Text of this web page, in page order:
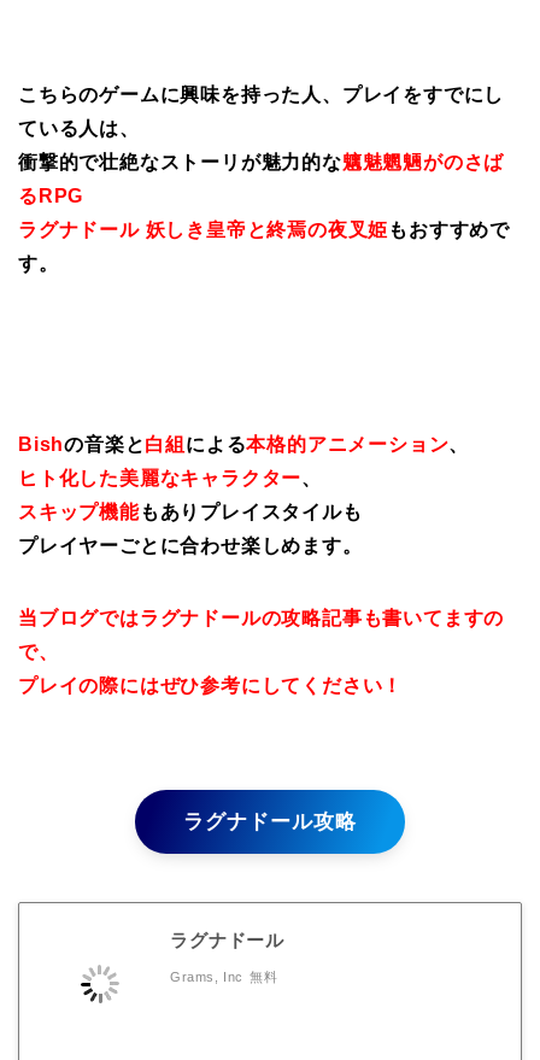
こちらのゲームに興味を持った人、プレイをすでにし
ている人は、
衝撃的で壮絶なストーリが魅力的な魑魅魍魎がのさば
るRPG
ラグナドール 妖しき皇帝と終焉の夜叉姫 もおすすめで
す。
Bishの音楽と白組 による本格的アニメーション、
ヒト化した美麗なキャラクター、
スキップ機能もありプレイスタイルも
プレイヤーごとに合わせ楽しめます。
当ブログではラグナドールの攻略記事も書いてますの
で、
プレイの際にはぜひ参考にしてください！
ラグナドール攻略
ラグナドール
Grams, Inc 無料